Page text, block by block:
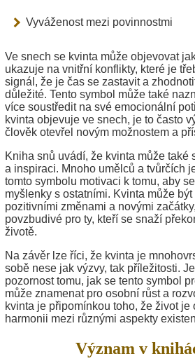
Vyváženost mezi povinnostmi
Ve snech se kvinta může objevovat
ukazuje na vnitřní konflikty, které je
signál, že je čas se zastavit a
důležité. Tento symbol může také
více soustředit na své emocionální
kvinta objevuje ve snech, je to často
člověk otevřel novým možnostem a
Kniha snů uvádí, že kvinta může také
a inspiraci. Mnoho umělců a tvůrčích
tomto symbolu motivaci k tomu, aby
myšlenky s ostatními. Kvinta může
pozitivními změnami a novými
povzbudivé pro ty, kteří se snaží
životě.
Na závěr lze říci, že kvinta je
sobě nese jak výzvy, tak příležitosti.
pozornost tomu, jak se tento symbol
může znamenat pro osobní růst a
kvinta je připomínkou toho, že život je
harmonii mezi různými aspekty
Význam v